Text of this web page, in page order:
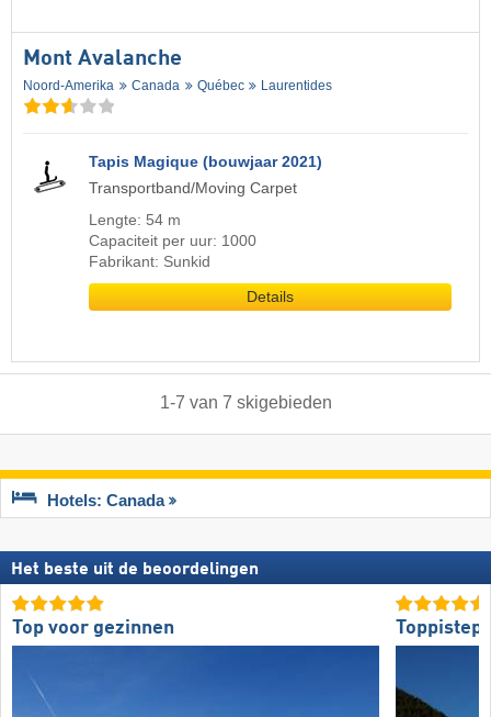
Mont Avalanche
Noord-Amerika Canada Québec Laurentides
Tapis Magique (bouwjaar 2021)
Transportband/Moving Carpet
Lengte: 54 m
Capaciteit per uur: 1000
Fabrikant: Sunkid
Details
1-7 van 7 skigebieden
Hotels: Canada
Het beste uit de beoordelingen
Top voor gezinnen